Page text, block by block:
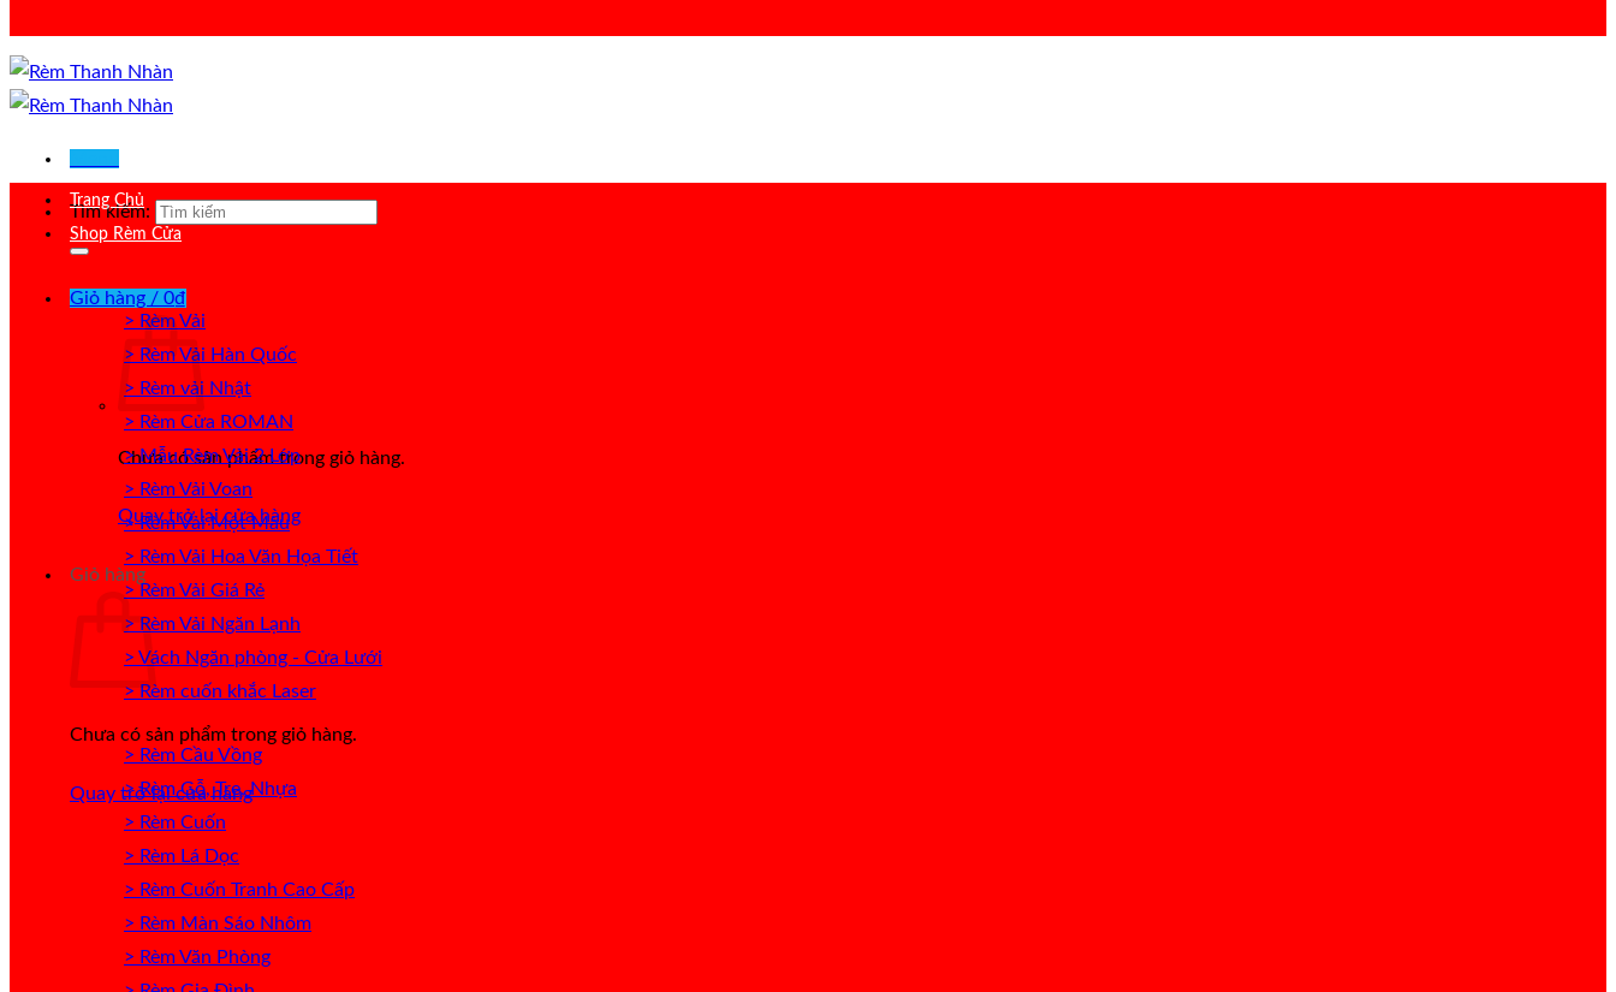
Tìm kiếm:
Giỏ hàng / 0₫
Chưa có sản phẩm trong giỏ hàng.
Quay trở lại cửa hàng
Giỏ hàng
Chưa có sản phẩm trong giỏ hàng.
Quay trở lại cửa hàng
Trang Chủ
Shop Rèm Cửa
> Rèm Vải
> Rèm Vải Hàn Quốc
> Rèm vải Nhật
> Rèm Cửa ROMAN
> Mẫu Rèm Vải 2 Lớp
> Rèm Vải Voan
> Rèm Vải Một Màu
> Rèm Vải Hoa Văn Họa Tiết
> Rèm Vải Giá Rẻ
> Rèm Vải Ngăn Lạnh
> Vách Ngăn phòng - Cửa Lưới
> Rèm cuốn khắc Laser
> Rèm Cầu Vồng
> Rèm Gỗ, Tre, Nhựa
> Rèm Cuốn
> Rèm Lá Dọc
> Rèm Cuốn Tranh Cao Cấp
> Rèm Màn Sáo Nhôm
> Rèm Văn Phòng